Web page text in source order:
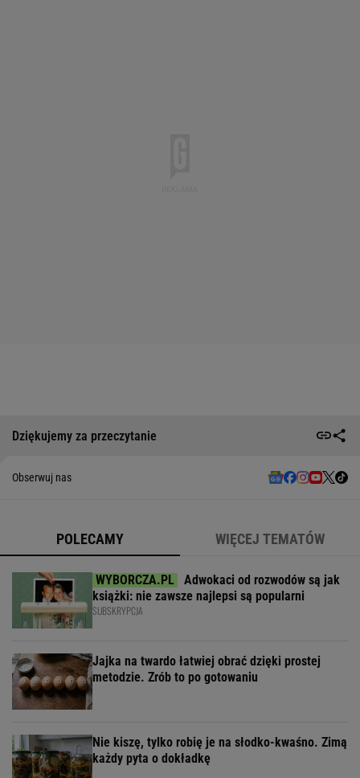
Dziękujemy za przeczytanie
Obserwuj nas
POLECAMY WIĘCEJ TEMATÓW
Adwokaci od rozwodów są jak
książki: nie zawsze najlepsi są popularni
SUBSKRYPCJA
Jajka na twardo łatwiej obrać dzięki prostej
metodzie. Zrób to po gotowaniu
Nie kiszę, tylko robię je na słodko-kwaśno. Zimą
każdy pyta o dokładkę